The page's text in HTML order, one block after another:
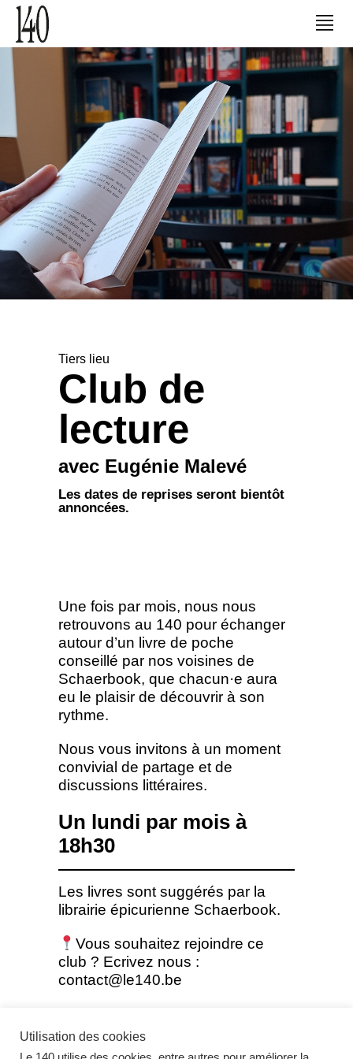
Tiers lieu
Club de
lecture
avec Eugénie Malevé
Les dates de reprises seront bientôt
annoncées.
Une fois par mois, nous nous
retrouvons au 140 pour échanger
autour d’un livre de poche
conseillé par nos voisines de
Schaerbook, que chacun·e aura
eu le plaisir de découvrir à son
rythme.
Nous vous invitons à un moment
convivial de partage et de
discussions littéraires.
Un lundi par mois à
18h30
Les livres sont suggérés par la
librairie épicurienne Schaerbook.
Vous souhaitez rejoindre ce
club ? Ecrivez nous :
contact@le140.be
Utilisation des cookies